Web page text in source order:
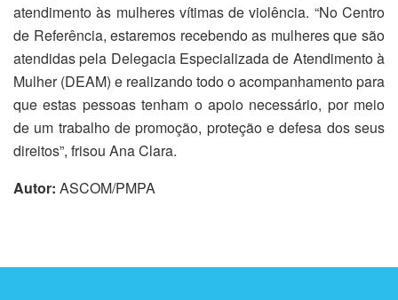
atendimento às mulheres vítimas de violência. “No Centro
de Referência, estaremos recebendo as mulheres que são
atendidas pela Delegacia Especializada de Atendimento à
Mulher (DEAM) e realizando todo o acompanhamento para
que estas pessoas tenham o apoio necessário, por meio
de um trabalho de promoção, proteção e defesa dos seus
direitos”, frisou Ana Clara.
Autor: ASCOM/PMPA